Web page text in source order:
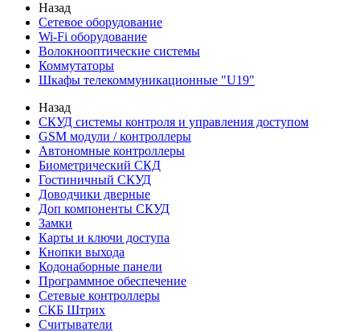
Назад
Сетевое оборудование
Wi-Fi оборудование
Волокнооптические системы
Коммутаторы
Шкафы телекоммуникационные "U19"
Назад
СКУД системы контроля и управления доступом
GSM модули / контроллеры
Автономные контроллеры
Биометрический СКД
Гостиничный СКУД
Доводчики дверные
Доп компоненты СКУД
Замки
Карты и ключи доступа
Кнопки выхода
Кодонаборные панели
Программное обеспечение
Сетевые контроллеры
СКБ Штрих
Считыватели